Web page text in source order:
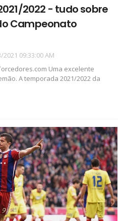
2022 - tudo sobre
Campeonato
2021 09:33:00 AM
Uma excelente
A temporada 2021/2022 da